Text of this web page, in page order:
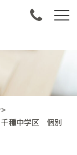
>
千種中学区 個別